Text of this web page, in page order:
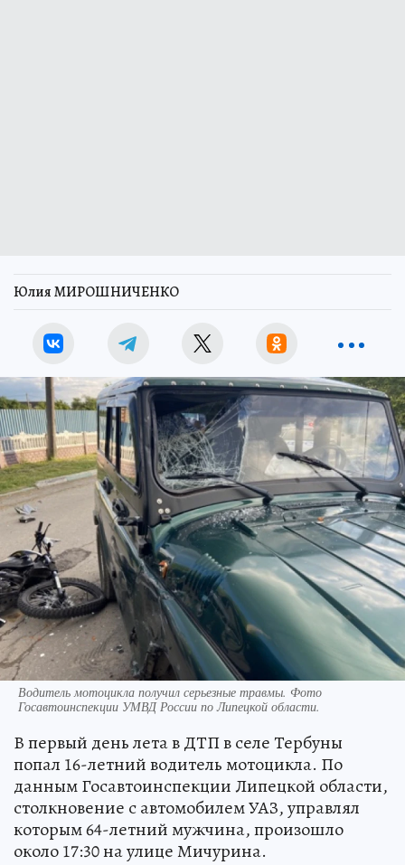
Юлия МИРОШНИЧЕНКО
Водитель мотоцикла получил серьезные травмы. Фото
Госавтоинспекции УМВД России по Липецкой области.
В первый день лета в ДТП в селе Тербуны
попал 16-летний водитель мотоцикла. По
данным Госавтоинспекции Липецкой области,
столкновение с автомобилем УАЗ, управлял
которым 64-летний мужчина, произошло
около 17:30 на улице Мичурина.